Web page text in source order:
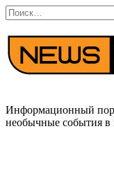
Перейти
к
содержанию
Search
for:
Информационный
необычные события в